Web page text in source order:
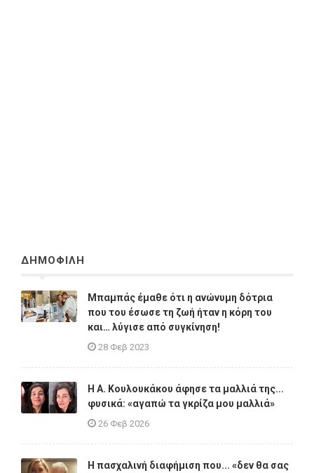
ΔΗΜΟΦΙΛΗ
Μπαμπάς έμαθε ότι η ανώνυμη δότρια
που του έσωσε τη ζωή ήταν η κόρη του
και… λύγισε από συγκίνηση!
28 Φεβ 2023
Η A. Κουλουκάκου άφησε τα μαλλιά της...
φυσικά: «αγαπώ τα γκρίζα μου μαλλιά»
26 Φεβ 2026
Η πασχαλινή διαφήμιση που... «δεν θα σας